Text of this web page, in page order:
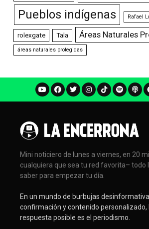
Pueblos indígenas Rafael
rolexgate Tala Áreas Naturales
áreas naturales protegidas
Mini noticiero de lunes a viernes, en 20
cualquiera que sea tu red favorita– todo
saber para empezar tu día.
En un mundo de burbujas
confirmación y contenido personalizado,
respuesta posible es el periodismo.